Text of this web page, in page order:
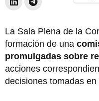
La Sala Plena de la
formación de una
promulgadas sobre
acciones
decisiones tomadas en